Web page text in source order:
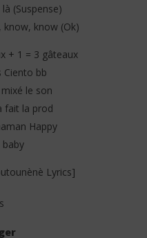
(Suspense)
know (Ok)
+ 1 = 3 gâteaux
Ciento bb
le son
fait la prod
Happy
Lyrics]